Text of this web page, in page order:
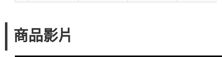
商品影片